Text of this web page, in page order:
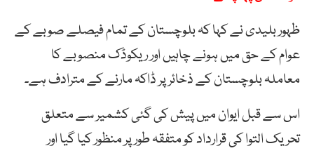
ظہور بلیدی نے کہا کہ بلوچستان کے تمام فیصلے صوبے کے
عوام کے حق میں ہونے چاہیں اور ریکوڈک منصوبے کا
معاملہ بلوچستان کے ذخائر پر ڈاکہ مارنے کے مترادف ہے۔
اس سے قبل ایوان میں پیش کی گئی کشمیر سے متعلق
تحریک التوا کی قرارداد کو متفقہ طور پر منظور کیا گیا اور